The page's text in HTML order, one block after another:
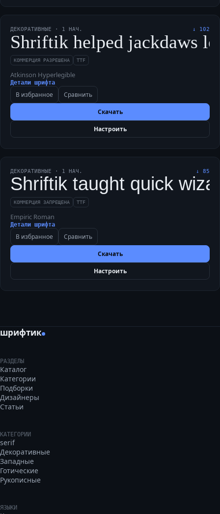
ДЕКОРАТИВНЫЕ · 1 НАЧ. ↓ 102
Shriftik helped jackdaws
КОММЕРЦИЯ РАЗРЕШЕНА TTF
Atkinson Hyperlegible
Детали шрифта
В избранное Сравнить
Скачать
Настроить
ДЕКОРАТИВНЫЕ · 1 НАЧ. ↓ 85
Shriftik taught quick
КОММЕРЦИЯ ЗАПРЕЩЕНА TTF
Empiric Roman
Детали шрифта
В избранное Сравнить
Скачать
Настроить
шрифтик
РАЗДЕЛЫ
Каталог
Категории
Подборки
Дизайнеры
Статьи
КАТЕГОРИИ
serif
Декоративные
Западные
Готические
Рукописные
ЯЗЫКИ